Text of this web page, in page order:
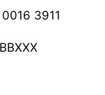
3911